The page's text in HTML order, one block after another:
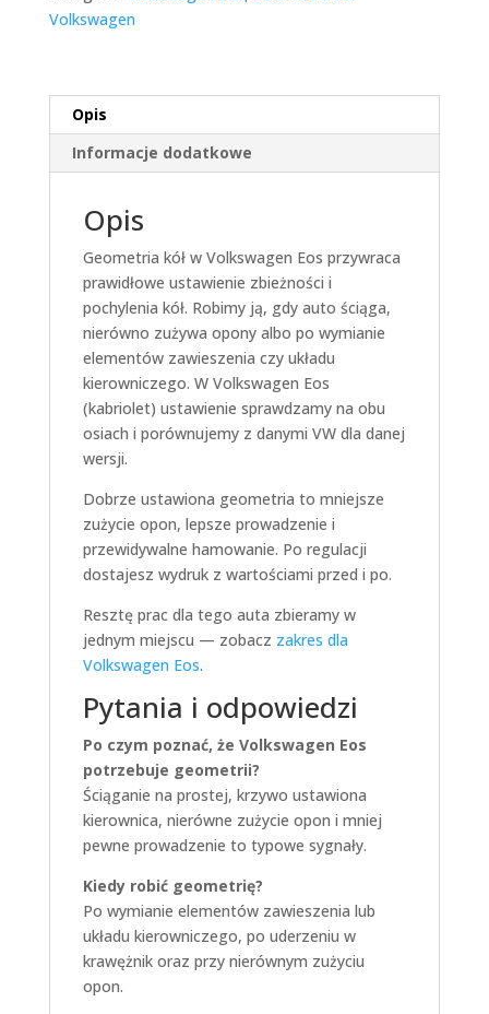
Volkswagen
Opis
Informacje dodatkowe
Opis
Geometria kół w Volkswagen Eos przywraca
prawidłowe ustawienie zbieżności i
pochylenia kół. Robimy ją, gdy auto ściąga,
nierówno zużywa opony albo po wymianie
elementów zawieszenia czy układu
kierowniczego. W Volkswagen Eos
(kabriolet) ustawienie sprawdzamy na obu
osiach i porównujemy z danymi VW dla danej
wersji.
Dobrze ustawiona geometria to mniejsze
zużycie opon, lepsze prowadzenie i
przewidywalne hamowanie. Po regulacji
dostajesz wydruk z wartościami przed i po.
Resztę prac dla tego auta zbieramy w
jednym miejscu — zobacz zakres dla
Volkswagen Eos.
Pytania i odpowiedzi
Po czym poznać, że Volkswagen Eos
potrzebuje geometrii?
Ściąganie na prostej, krzywo ustawiona
kierownica, nierówne zużycie opon i mniej
pewne prowadzenie to typowe sygnały.
Kiedy robić geometrię?
Po wymianie elementów zawieszenia lub
układu kierowniczego, po uderzeniu w
krawężnik oraz przy nierównym zużyciu
opon.